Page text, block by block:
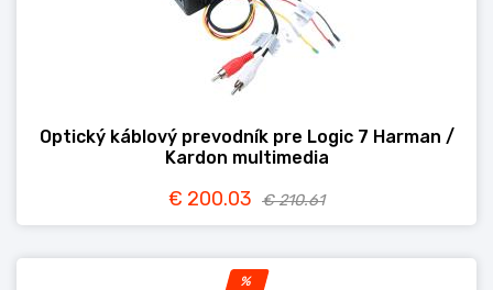
Optický káblový prevodník pre Logic 7 Harman /
Kardon multimedia
€ 200.03 € 210.61
%